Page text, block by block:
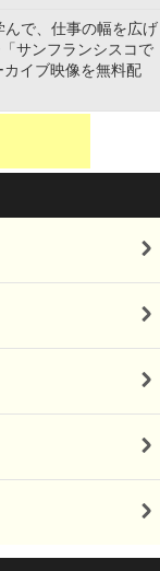
で、仕事の幅を広げ
サンフランシスコで
イブ映像を無料配